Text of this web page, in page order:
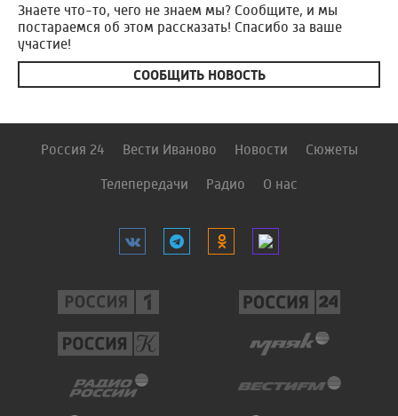
Знаете что-то, чего не знаем мы? Сообщите, и мы
постараемся об этом рассказать! Спасибо за ваше
участие!
СООБЩИТЬ НОВОСТЬ
Россия 24 Вести Иваново Новости Сюжеты
Телепередачи Радио О нас